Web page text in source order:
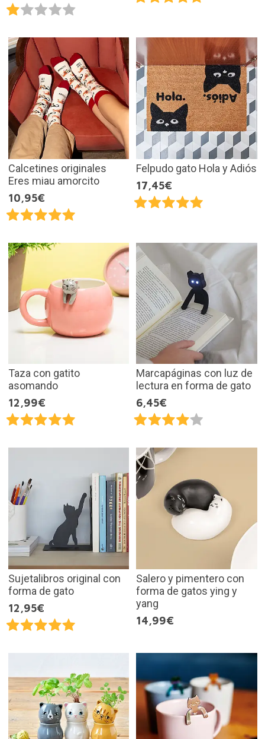
Calcetines originales
Eres miau amorcito
10,95€
Felpudo gato Hola y Adiós
17,45€
Taza con gatito
asomando
12,99€
Marcapáginas con luz de
lectura en forma de gato
6,45€
Sujetalibros original con
forma de gato
12,95€
Salero y pimentero con
forma de gatos ying y
yang
14,99€